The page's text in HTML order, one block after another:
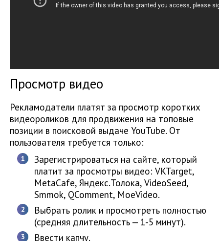
Просмотр видео
Рекламодатели платят за просмотр коротких
видеороликов для продвижения на топовые
позиции в поисковой выдаче YouTube. От
пользователя требуется только:
Зарегистрироваться на сайте, который
платит за просмотры видео: VKTarget,
MetaCafe, Яндекс.Толока, VideoSeed,
Smmok, QComment, MoeVideo.
Выбрать ролик и просмотреть полностью
(средняя длительность — 1-5 минут).
Ввести капчу.